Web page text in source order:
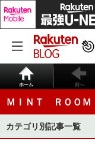
ホーム 前へ
ＭＩＮＴ ＲＯＯＭ
カテゴリ別記事一覧